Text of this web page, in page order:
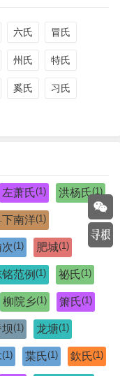
六氏 冒氏
州氏 特氏
奚氏 习氏
左萧氏(1) 洪杨氏(1)
下南洋(1)
(1) 肥城(1)
范例 (1) 祕氏(1)
柳院乡(1) 箫氏(1)
(1) 龙塘(1)
(1) 枼氏(1) 欽氏(1)